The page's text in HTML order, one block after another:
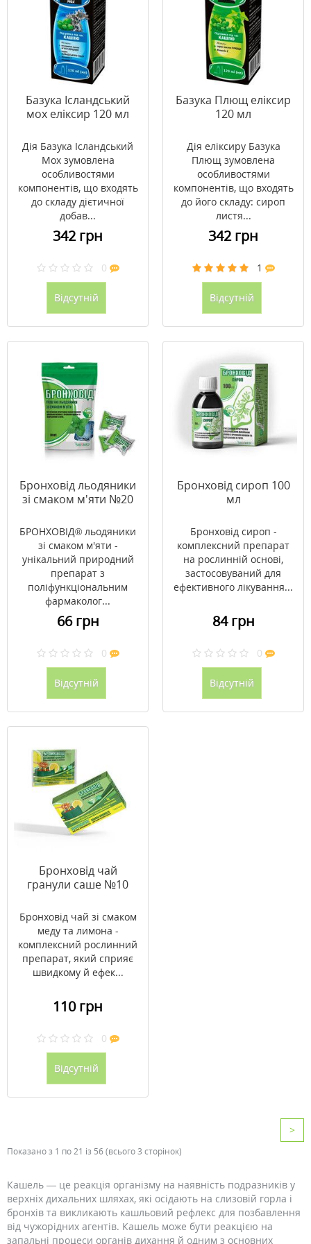
Базука Ісландський
мох еліксир 120 мл
Дія Базука Ісландський
Мох зумовлена
особливостями
компонентів, що входять
до складу дієтичної
добав...
342 грн
0
Відсутній
Базука Плющ еліксир
120 мл
Дія еліксиру Базука
Плющ зумовлена
особливостями
компонентів, що входять
до його складу: сироп
листя...
342 грн
1
Відсутній
Бронховід льодяники
зі смаком м'яти №20
БРОНХОВІД® льодяники
зі смаком м'яти -
унікальний природний
препарат з
поліфункціональним
фармаколог...
66 грн
0
Відсутній
Бронховід сироп 100
мл
Бронховід сироп -
комплексний препарат
на рослинній основі,
застосовуваний для
ефективного лікування...
84 грн
0
Відсутній
Бронховід чай
гранули саше №10
Бронховід чай зі смаком
меду та лимона -
комплексний рослинний
препарат, який сприяє
швидкому й ефек...
110 грн
0
Відсутній
>
Показано з 1 по 21 із 56 (всього 3 сторінок)
Кашель — це реакція організму на наявність подразників у
верхніх дихальних шляхах, які осідають на слизовій горла і
бронхів та викликають кашльовий рефлекс для позбавлення
від чужорідних агентів. Кашель може бути реакцією на
запальні процеси органів дихання й одним з основних